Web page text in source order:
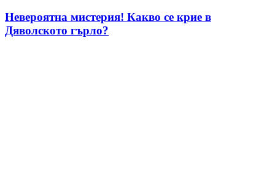
Невероятна мистерия! Какво се крие в
Дяволското гърло?